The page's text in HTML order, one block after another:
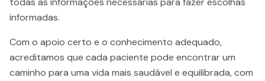
informadas.
Com o apoio certo e o conhecimento adequado,
acreditamos que cada paciente pode encontrar um
caminho para uma vida mais saudável e equilibrada, com